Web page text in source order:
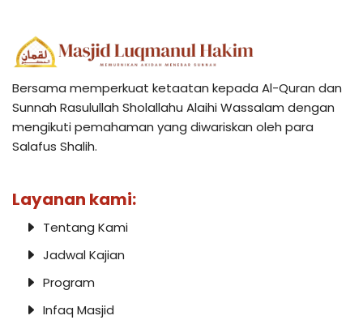
Bersama memperkuat ketaatan kepada Al-Quran dan
Sunnah Rasulullah Sholallahu Alaihi Wassalam dengan
mengikuti pemahaman yang diwariskan oleh para
Salafus Shalih.
Layanan kami:
Tentang Kami
Jadwal Kajian
Program
Infaq Masjid